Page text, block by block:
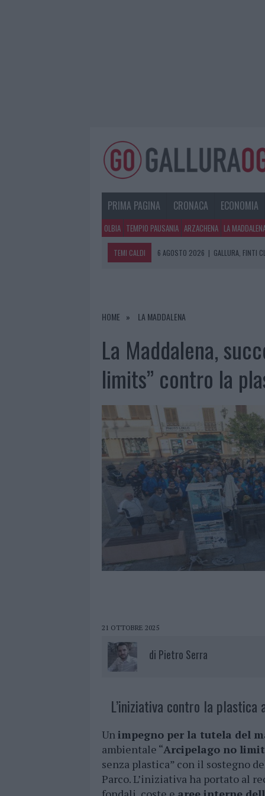
PRIMA PAGINA CRONACA ECONOMIA
OLBIA TEMPIO PAUSANIA ARZACHENA LA
TEMI CALDI 6 AGOSTO 2026 | GALLURA, FINTI
HOME LA MADDALENA
La Maddalena,
limits” contro la
21 OTTOBRE 2025
di Pietro Serra
L’iniziativa contro la plastica
Unimpegno per la tutela del
ambientale “Arcipelago no
senza plastica” con il sostegno
Parco. L’iniziativa ha portato al